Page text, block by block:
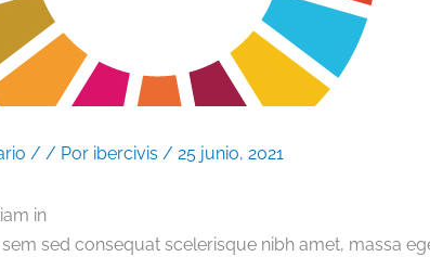
/ / Por ibercivis / 25 junio, 2021
in
sem sed consequat scelerisque nibh amet, massa